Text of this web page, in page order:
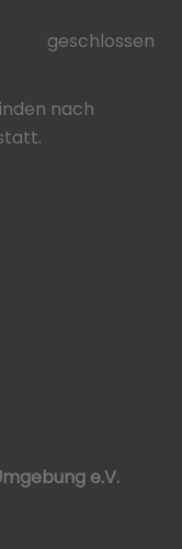
geschlossen
nach
e.V.